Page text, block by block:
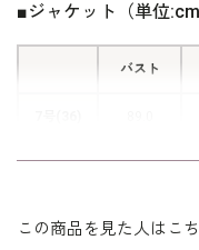
■ジャケット（単位:cm
バスト
9号(38) 92.0
この商品を見た人はこ